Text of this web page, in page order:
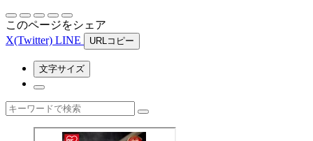
このページをシェア
X(Twitter) LINE URLコピー
文字サイズ